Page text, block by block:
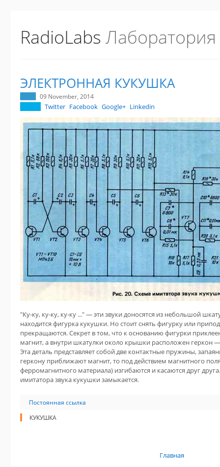
RadioLabs
ЭЛЕКТРОННАЯ КУКУШКА
09 November, 2014
Twitter Facebook Google+ Linkedin
"Ку-ку, ку-ку, ку-ку ..." — эти звуки доносятся из небольшой
находится фигурка кукушки. Но стоит снять фигурку или
прекращаются. Секрет в том, что к основанию фигурки
магнит, а внутри шкатулки около крышки расположен геркон
Эта деталь представляет собой две контактные пружины,
геркону приближают магнит, то под действием магнитного
ферромагнитного материала) изгибаются и касаются друг
имитатора звука кукушки замыкается.
Постоянная ссылка
КУКУШКА
Главная